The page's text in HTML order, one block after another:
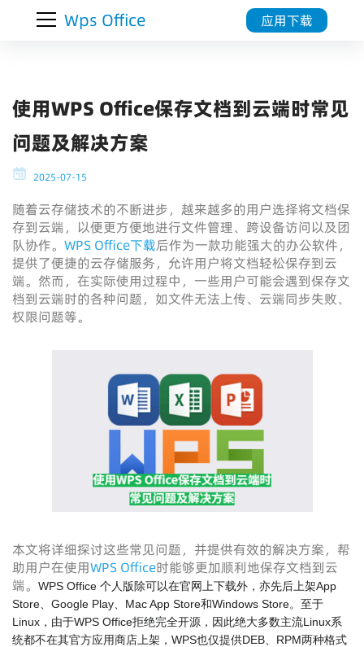
Wps Office 应用下载
使用WPS Office保存文档到云端时常见
问题及解决方案
2025-07-15
随着云存储技术的不断进步，越来越多的用户选择将文档保
存到云端，以便更方便地进行文件管理、跨设备访问以及团
队协作。 WPS Office下载后作为一款功能强大的办公软件，
提供了便捷的云存储服务，允许用户将文档轻松保存到云
端。然而，在实际使用过程中，一些用户可能会遇到保存文
档到云端时的各种问题，如文件无法上传、云端同步失败、
权限问题等。
本文将详细探讨这些常见问题，并提供有效的解决方案，帮
助用户在使用WPS Office时能够更加顺利地保存文档到云
端。
WPS Office 个人版除可以在官网上下载外，亦先后上架App
Store、Google Play、Mac App Store和Windows Store。至于
Linux，由于WPS Office拒绝完全开源，因此绝大多数主流Linux系
统都不在其官方应用商店上架，WPS也仅提供DEB、RPM两种格式